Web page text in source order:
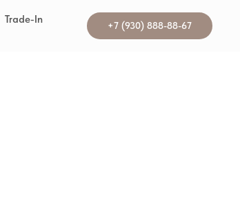
Trade-In
+7 (930) 888-88-67